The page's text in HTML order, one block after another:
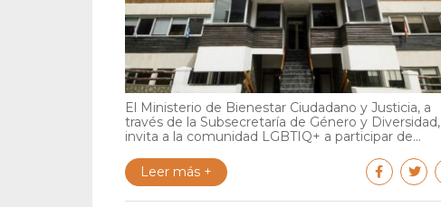
El Ministerio de Bienestar Ciudadano y Justicia, a
través de la Subsecretaría de Género y Diversidad,
invita a la comunidad LGBTIQ+ a participar de...
Leer más +